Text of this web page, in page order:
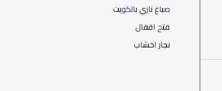
صباغ ناري بالكويت
فتح اقفال
نجار اخشاب